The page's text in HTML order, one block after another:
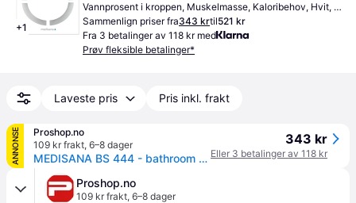
+1
Vannprosent i kroppen, Muskelmasse, Kaloribehov, Hvit,
Metall, Glass
Sammenlign priser fra343 krtil521 kr
Fra 3 betalinger av 118 kr med
Prøv fleksible betalinger*
Laveste pris Pris inkl. frakt
ANNONSE
Proshop.no
109 kr frakt, 6–8 dager
MEDISANA BS 444 - bathroom scales
343 kr
Eller 3 betalinger av 118 kr
Proshop.no
109 kr frakt, 6–8 dager